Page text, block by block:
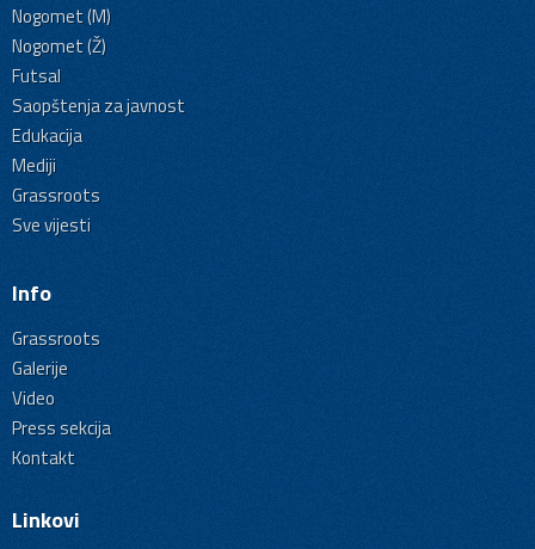
Nogomet (M)
Nogomet (Ž)
Futsal
Saopštenja za javnost
Edukacija
Mediji
Grassroots
Sve vijesti
Info
Grassroots
Galerije
Video
Press sekcija
Kontakt
Linkovi